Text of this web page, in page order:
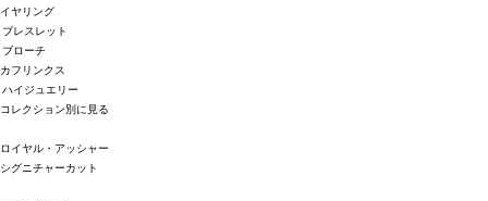
イヤリング
ブレスレット
ブローチ
カフリンクス
ハイジュエリー
コレクション別に見る
ロイヤル・アッシャー
シグニチャーカット